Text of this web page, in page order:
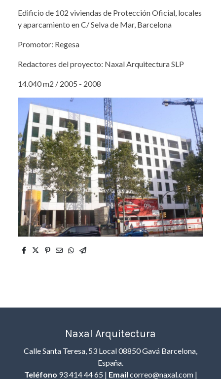
Edificio de 102 viviendas de Protección Oficial, locales
y aparcamiento en C/ Selva de Mar, Barcelona
Promotor: Regesa
Redactores del proyecto: Naxal Arquitectura SLP
14.040 m2 / 2005 - 2008
Naxal Arquitectura
Calle Santa Teresa, 53 Local 08850 Gavá Barcelona,
España.
Teléfono 93 414 44 65 | Email correo@naxal.com |